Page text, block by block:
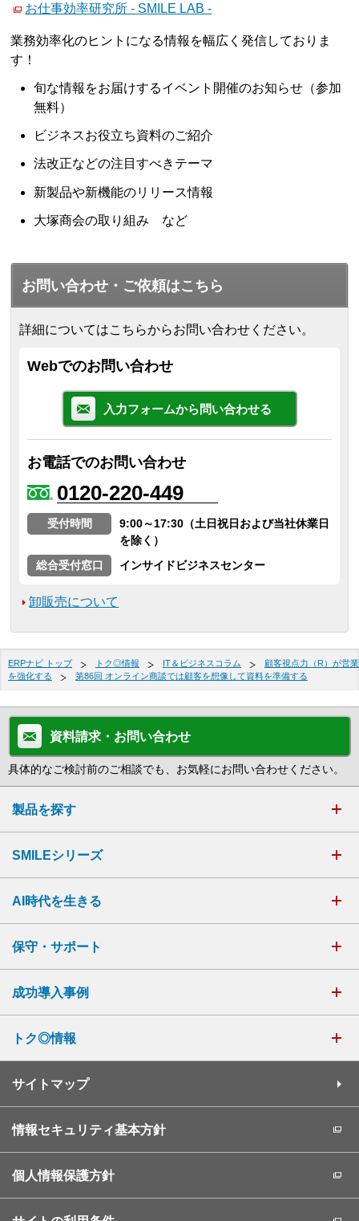
お仕事効率研究所 - SMILE LAB -
業務効率化のヒントになる情報を幅広く発信しておりま
す！
旬な情報をお届けするイベント開催のお知らせ（参加
無料）
ビジネスお役立ち資料のご紹介
法改正などの注目すべきテーマ
新製品や新機能のリリース情報
大塚商会の取り組み など
お問い合わせ・ご依頼はこちら
詳細についてはこちらからお問い合わせください。
Webでのお問い合わせ
入力フォームから問い合わせる
お電話でのお問い合わせ
0120-220-449
受付時間
9:00～17:30（土日祝日および当社休業日
を除く）
総合受付窓口
インサイドビジネスセンター
卸販売について
ERPナビ トップ トク◎情報 IT＆ビジネスコラム
顧客視点力（R）が営業
を強化する
第86回 オンライン商談では顧客を想像して資料を準備する
資料請求・お問い合わせ
具体的なご検討前のご相談でも、お気軽にお問い合わせください。
製品を探す
SMILEシリーズ
AI時代を生きる
保守・サポート
成功導入事例
トク◎情報
サイトマップ
情報セキュリティ基本方針
個人情報保護方針